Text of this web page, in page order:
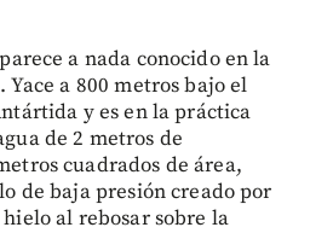
a nada conocido en la
a 800 metros bajo el
y es en la práctica
de 2 metros de
cuadrados de área,
de baja presión creado por
al rebosar sobre la